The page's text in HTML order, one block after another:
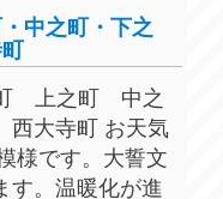
中之町・下之
町 上之町 中之
大寺町 お天気
様です。大誓文
す。温暖化が進